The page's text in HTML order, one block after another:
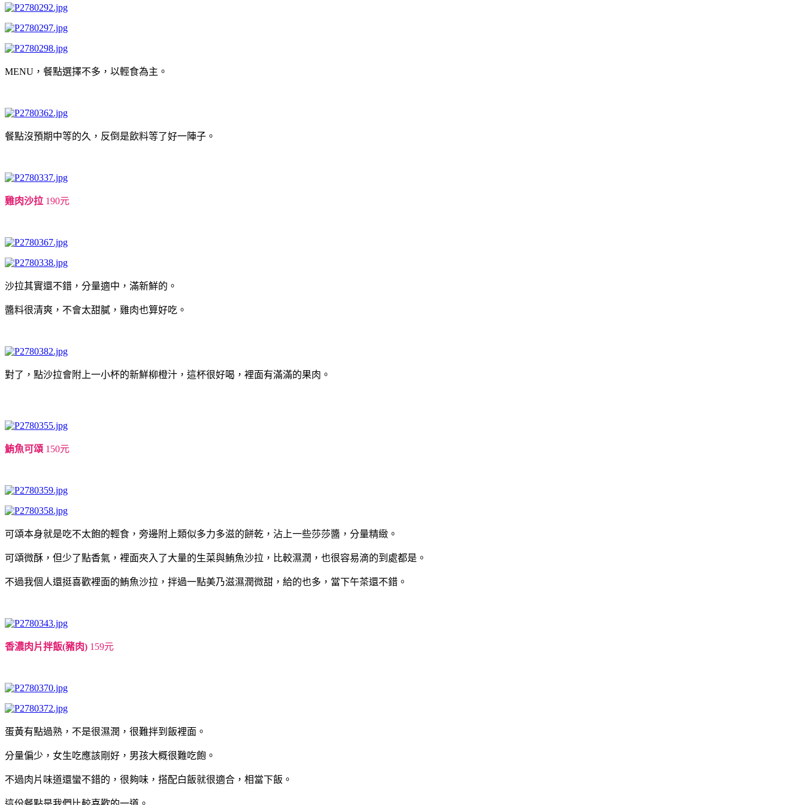
MENU，餐點選擇不多，以輕食為主。
餐點沒預期中等的久，反倒是飲料等了好一陣子。
雞肉沙拉 190元
沙拉其實還不錯，分量適中，滿新鮮的。
醬料很清爽，不會太甜膩，雞肉也算好吃。
對了，點沙拉會附上一小杯的新鮮柳橙汁，這杯很好喝，裡面有滿滿的果肉。
鮪魚可頌 150元
可頌本身就是吃不太飽的輕食，旁邊附上類似多力多滋的餅乾，沾上一些莎莎醬，分量精緻。
可頌微酥，但少了點香氣，裡面夾入了大量的生菜與鮪魚沙拉，比較濕潤，也很容易滴的到處都是。
不過我個人還挺喜歡裡面的鮪魚沙拉，拌過一點美乃滋濕潤微甜，給的也多，當下午茶還不錯。
香濃肉片拌飯(豬肉) 159元
蛋黃有點過熟，不是很濕潤，很難拌到飯裡面。
分量偏少，女生吃應該剛好，男孩大概很難吃飽。
不過肉片味道還蠻不錯的，很夠味，搭配白飯就很適合，相當下飯。